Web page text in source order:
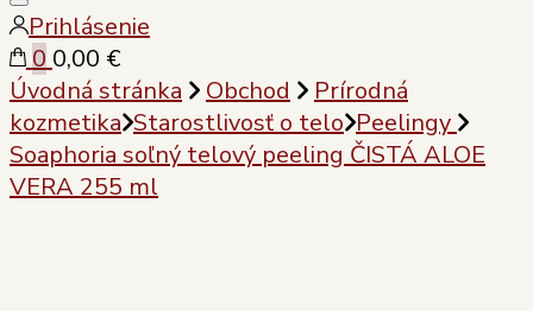
Zatvoriť
vyhľadávanie
Prihlásenie
0 0,00 €
Úvodná stránka
Obchod
Prírodná
kozmetika Starostlivosť o telo Peelingy
Soaphoria soľný telový peeling ČISTÁ ALOE
VERA 255 ml